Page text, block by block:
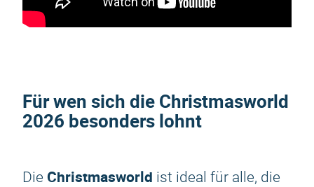
Für wen sich die Christmasworld
2026 besonders lohnt
Die Christmasworld ist ideal für alle, die